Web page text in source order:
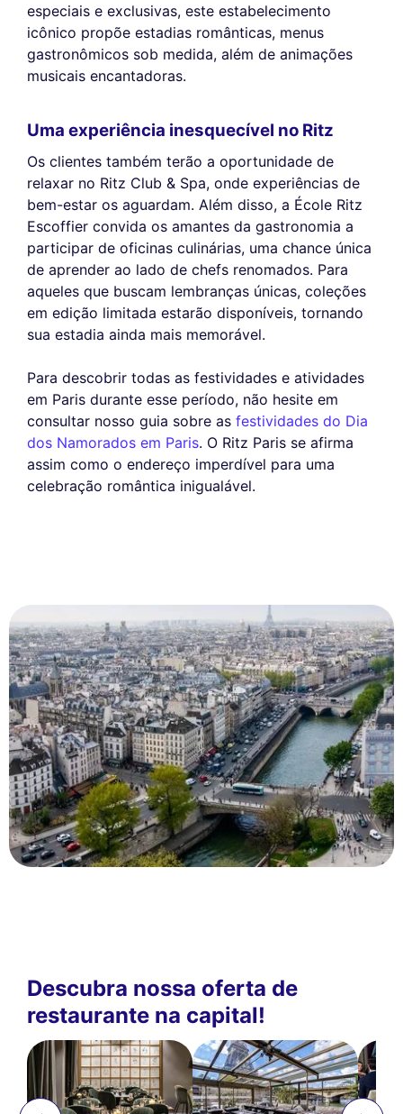
especiais e exclusivas, este estabelecimento
icônico propõe estadias românticas, menus
gastronômicos sob medida, além de animações
musicais encantadoras.
Uma experiência inesquecível no Ritz
Os clientes também terão a oportunidade de
relaxar no Ritz Club & Spa, onde experiências de
bem-estar os aguardam. Além disso, a École Ritz
Escoffier convida os amantes da gastronomia a
participar de oficinas culinárias, uma chance única
de aprender ao lado de chefs renomados. Para
aqueles que buscam lembranças únicas, coleções
em edição limitada estarão disponíveis, tornando
sua estadia ainda mais memorável.
Para descobrir todas as festividades e atividades
em Paris durante esse período, não hesite em
consultar nosso guia sobre as festividades do Dia
dos Namorados em Paris. O Ritz Paris se afirma
assim como o endereço imperdível para uma
celebração romântica inigualável.
Descubra nossa oferta de
restaurante na capital!